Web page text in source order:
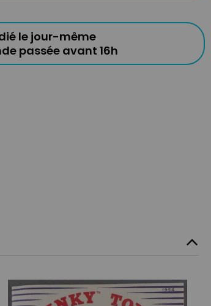
le jour-même
passée avant 16h